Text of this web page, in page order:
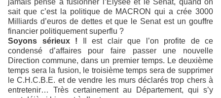
sait que c’est la politique de MACRON qui a crée 3000
Milliards d’euros de dettes et que le Senat est un gouffre
financier politiquement superflu ?
Soyons sérieux !
Il est clair que l’on profite de ce
condensé d’affaires pour faire passer une nouvelle
Direction commune, dans un premier temps. Le deuxième
temps sera la fusion, le troisième temps sera de supprimer
le C.H.C.B.E. et de vendre les murs déclarés trop chers à
entretenir… Très certainement au Département, qui s’y